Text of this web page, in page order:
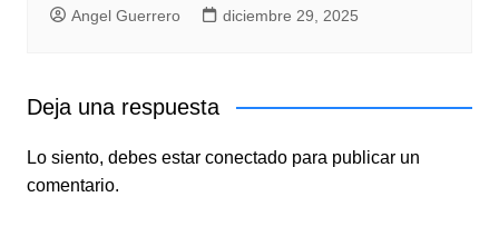
Angel Guerrero diciembre 29, 2025
Deja una respuesta
Lo siento, debes estar conectadopara publicar un
comentario.